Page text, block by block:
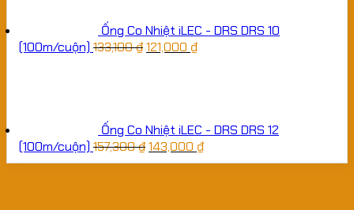
Ống Co Nhiệt iLEC - DRS DRS 10
(100m/cuộn) 133,100₫121,000 ₫
Ống Co Nhiệt iLEC - DRS DRS 12
(100m/cuộn) 157,300₫143,000 ₫